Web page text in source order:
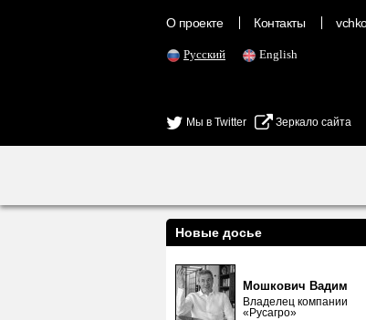
О проекте Контакты
Русский English
Мы в Twitter Зеркало сайта
Новые досье
Мошкович Вадим
Владелец компании
«Русагро»